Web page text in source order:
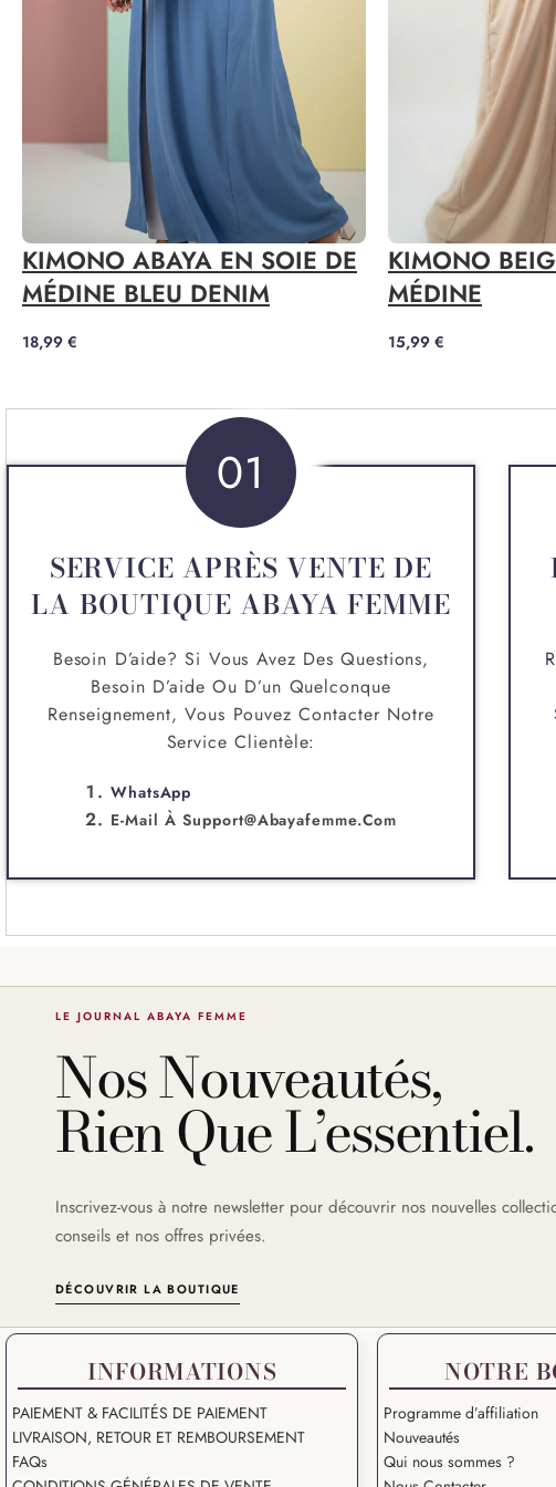
KIMONO ABAYA EN SOIE DE
MÉDINE BLEU DENIM
18,99 €
KIMONO
MÉDINE
15,99 €
01
SERVICE APRÈS VENTE DE
LA BOUTIQUE ABAYA FEMME
Besoin D’aide? Si Vous Avez Des Questions,
Besoin D’aide Ou D’un Quelconque
Renseignement, Vous Pouvez Contacter Notre
Service Clientèle:
WhatsApp
E-Mail ÀSupport@abayafemme.com
LE JOURNAL ABAYA FEMME
Nos Nouveautés,
Rien Que L’essentiel.
Inscrivez-vous à notre newsletter pour découvrir nos nouvelles
conseils et nos offres privées.
DÉCOUVRIR LA BOUTIQUE
INFORMATIONS
PAIEMENT & FACILITÉS DE PAIEMENT
LIVRAISON, RETOUR ET REMBOURSEMENT
FAQs
NOTRE
Programme d’affiliation
Nouveautés
Qui nous sommes ?